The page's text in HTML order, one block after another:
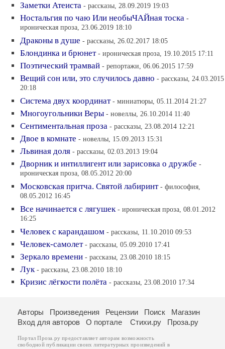
Заметки Атеиста - рассказы, 28.09.2019 19:03
Ностальгия по чаю Или необыЧАЙная тоска -
ироническая проза, 23.06.2019 18:10
Драконы в душе - рассказы, 26.02.2017 18:05
Блондинка и брюнет - ироническая проза, 19.10.2015 17:11
Поэтический трамвай - репортажи, 06.06.2015 17:59
Вещий сон или, это случилось давно - рассказы, 24.03.2015
20:18
Система двух координат - миниатюры, 05.11.2014 21:27
Многоугольники Веры - новеллы, 26.10.2014 11:40
Сентиментальная проза - рассказы, 23.08.2014 12:21
Двое в комнате - новеллы, 15.09.2013 15:31
Львиная доля - рассказы, 02.03.2013 19:04
Дворник и интиллигент или зарисовка о дружбе -
ироническая проза, 08.05.2012 20:00
Московская притча. Святой лабиринт - философия,
08.05.2012 16:45
Все начинается с лягушек - ироническая проза, 08.01.2012
16:25
Человек с карандашом - рассказы, 11.10.2010 09:53
Человек-самолет - рассказы, 05.09.2010 17:41
Зеркало времени - рассказы, 23.08.2010 18:15
Лук - рассказы, 23.08.2010 18:10
Кризис лёгкости полёта - рассказы, 23.08.2010 17:34
Авторы Произведения Рецензии Поиск
Магазин
Вход для авторов
О портале Стихи.ру Проза.ру
Портал Проза.ру предоставляет авторам возможность
свободной публикации своих литературных произведений в